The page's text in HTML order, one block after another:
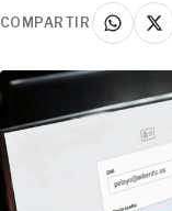
COMPARTIR